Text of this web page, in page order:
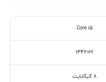
Core i5
13420H
8 گیگابایت